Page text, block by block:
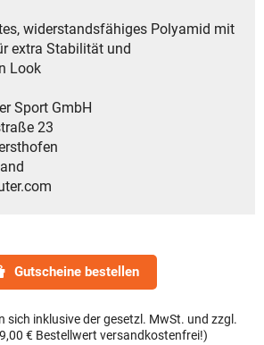
widerstandsfähiges Polyamid mit
extra Stabilität und
Look
Sport GmbH
23
Gutscheine bestellen
sich inklusive der gesetzl. MwSt. und zzgl.
€ Bestellwert versandkostenfrei!)